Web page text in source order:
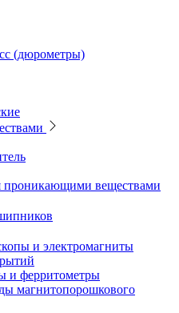
аппаратов
аппаратов
(дюрометры)